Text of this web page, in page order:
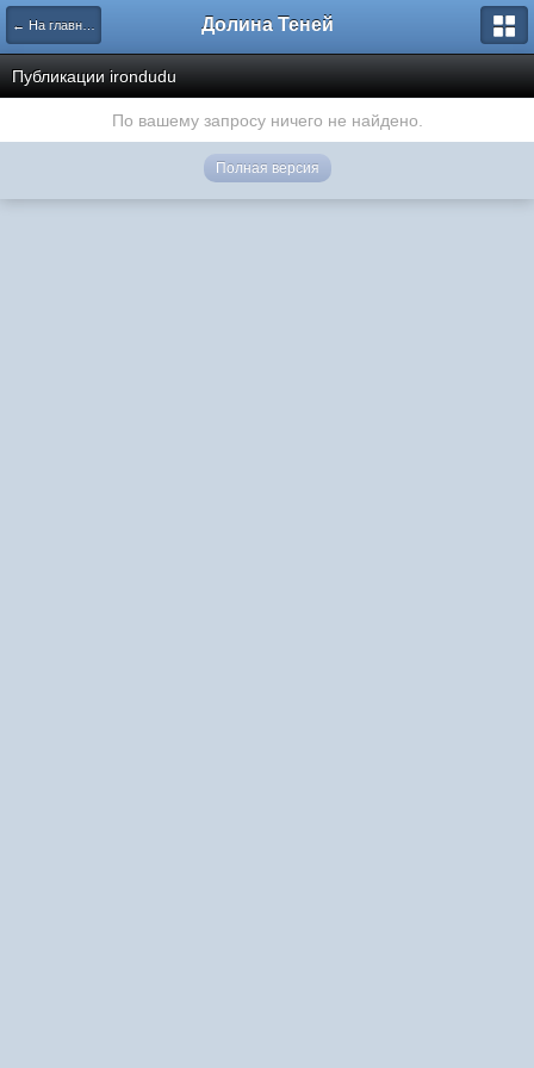
← На главную Долина Теней
Публикации irondudu
По вашему запросу ничего не найдено.
Полная версия